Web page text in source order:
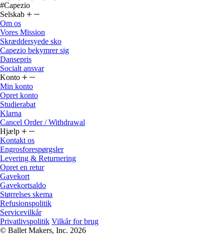
#Capezio
Selskab
Om os
Vores Mission
Skræddersyede sko
Capezio bekymrer sig
Dansepris
Socialt ansvar
Konto
Min konto
Opret konto
Studierabat
Klarna
Cancel Order / Withdrawal
Hjælp
Kontakt os
Engrosforespørgsler
Levering & Returnering
Opret en retur
Gavekort
Gavekortsaldo
Størrelses skema
Refusionspolitik
Servicevilkår
Privatlivspolitik Vilkår for brug
© Ballet Makers, Inc. 2026